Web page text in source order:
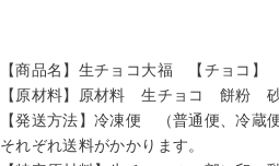
【商品名】生チョコ大福 【チョコ】
【原材料】原材料 生チョコ 餅粉
【発送方法】冷凍便 （普通便、冷蔵
それぞれ送料がかかります。